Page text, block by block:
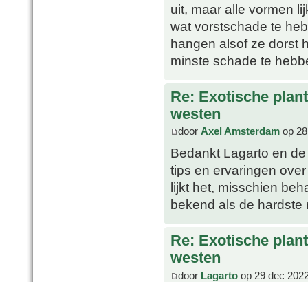
uit, maar alle vormen
wat vorstschade te
hangen alsof ze dorst
minste schade te
Re: Exotische
westen
door Axel Amsterdam op
Bedankt Lagarto en
tips en ervaringen
lijkt het, misschien
bekend als de hardste
Re: Exotische
westen
door Lagarto op 29 dec